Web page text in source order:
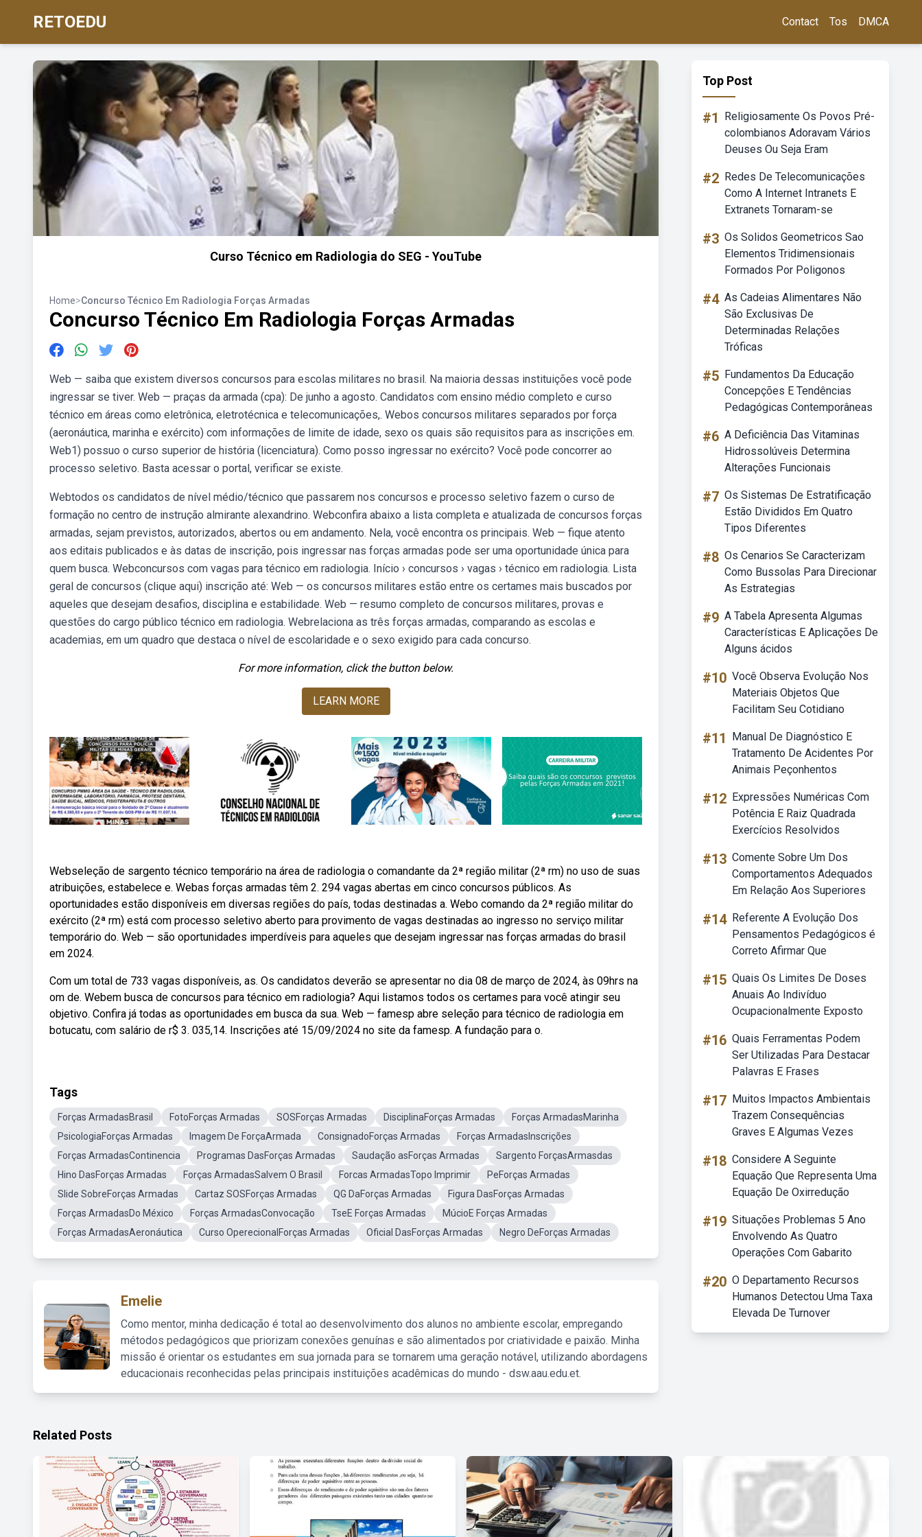
RETOEDU Contact Tos DMCA
Curso Técnico em Radiologia do SEG - YouTube
Home>Concurso Técnico Em Radiologia Forças Armadas
Concurso Técnico Em Radiologia Forças Armadas
Web — saiba que existem diversos concursos para escolas militares no brasil. Na maioria dessas instituições você pode
ingressar se tiver. Web — praças da armada (cpa): De junho a agosto. Candidatos com ensino médio completo e curso
técnico em áreas como eletrônica, eletrotécnica e telecomunicações,. Webos concursos militares separados por força
(aeronáutica, marinha e exército) com informações de limite de idade, sexo os quais são requisitos para as inscrições em.
Web1) possuo o curso superior de história (licenciatura). Como posso ingressar no exército? Você pode concorrer ao
processo seletivo. Basta acessar o portal, verificar se existe.
Webtodos os candidatos de nível médio/técnico que passarem nos concursos e processo seletivo fazem o curso de
formação no centro de instrução almirante alexandrino. Webconfira abaixo a lista completa e atualizada de concursos forças
armadas, sejam previstos, autorizados, abertos ou em andamento. Nela, você encontra os principais. Web — fique atento
aos editais publicados e às datas de inscrição, pois ingressar nas forças armadas pode ser uma oportunidade única para
quem busca. Webconcursos com vagas para técnico em radiologia. Início › concursos › vagas › técnico em radiologia. Lista
geral de concursos (clique aqui) inscrição até: Web — os concursos militares estão entre os certames mais buscados por
aqueles que desejam desafios, disciplina e estabilidade. Web — resumo completo de concursos militares, provas e
questões do cargo público técnico em radiologia. Webrelaciona as três forças armadas, comparando as escolas e
academias, em um quadro que destaca o nível de escolaridade e o sexo exigido para cada concurso.
For more information, click the button below.
LEARN MORE
Webseleção de sargento técnico temporário na área de radiologia o comandante da 2ª região militar (2ª rm) no uso de suas
atribuições, estabelece e. Webas forças armadas têm 2. 294 vagas abertas em cinco concursos públicos. As
oportunidades estão disponíveis em diversas regiões do país, todas destinadas a. Webo comando da 2ª região militar do
exército (2ª rm) está com processo seletivo aberto para provimento de vagas destinadas ao ingresso no serviço militar
temporário do. Web — são oportunidades imperdíveis para aqueles que desejam ingressar nas forças armadas do brasil
em 2024.
Com um total de 733 vagas disponíveis, as. Os candidatos deverão se apresentar no dia 08 de março de 2024, às 09hrs na
om de. Webem busca de concursos para técnico em radiologia? Aqui listamos todos os certames para você atingir seu
objetivo. Confira já todas as oportunidades em busca da sua. Web — famesp abre seleção para técnico de radiologia em
botucatu, com salário de r$ 3. 035,14. Inscrições até 15/09/2024 no site da famesp. A fundação para o.
Tags
Forças ArmadasBrasil FotoForças Armadas SOSForças Armadas DisciplinaForças Armadas
Forças ArmadasMarinha
PsicologiaForças Armadas
Imagem De ForçaArmada ConsignadoForças Armadas
Forças ArmadasInscrições
Forças ArmadasContinencia
Programas DasForças Armadas Saudação asForças Armadas
Sargento ForçasArmasdas
Hino DasForças Armadas
Forças ArmadasSalvem O Brasil Forcas ArmadasTopo Imprimir
PeForças Armadas
Slide SobreForças Armadas
Cartaz SOSForças Armadas QG DaForças Armadas
Figura DasForças Armadas
Forças ArmadasDo México
Forças ArmadasConvocação TseE Forças Armadas
MúcioE Forças Armadas
Forças ArmadasAeronáutica
Curso OperecionalForças Armadas Oficial DasForças Armadas Negro DeForças Armadas
Emelie
Como mentor, minha dedicação é total ao desenvolvimento dos alunos no ambiente escolar, empregando
métodos pedagógicos que priorizam conexões genuínas e são alimentados por criatividade e paixão. Minha
missão é orientar os estudantes em sua jornada para se tornarem uma geração notável, utilizando abordagens
educacionais reconhecidas pelas principais instituições acadêmicas do mundo - dsw.aau.edu.et.
Top Post
#1
Religiosamente Os Povos Pré-
colombianos Adoravam Vários
Deuses Ou Seja Eram
#2 Redes De Telecomunicações
Como A Internet Intranets E
Extranets Tornaram-se
#3 Os Solidos Geometricos Sao
Elementos Tridimensionais
Formados Por Poligonos
#4 As Cadeias Alimentares Não
São Exclusivas De
Determinadas Relações
Tróficas
#5 Fundamentos Da Educação
Concepções E Tendências
Pedagógicas Contemporâneas
#6 A Deficiência Das Vitaminas
Hidrossolúveis Determina
Alterações Funcionais
#7 Os Sistemas De Estratificação
Estão Divididos Em Quatro
Tipos Diferentes
#8 Os Cenarios Se Caracterizam
Como Bussolas Para Direcionar
As Estrategias
#9 A Tabela Apresenta Algumas
Características E Aplicações De
Alguns ácidos
#10 Você Observa Evolução Nos
Materiais Objetos Que
Facilitam Seu Cotidiano
#11
Manual De Diagnóstico E
Tratamento De Acidentes Por
Animais Peçonhentos
#12 Expressões Numéricas Com
Potência E Raiz Quadrada
Exercícios Resolvidos
#13 Comente Sobre Um Dos
Comportamentos Adequados
Em Relação Aos Superiores
#14 Referente A Evolução Dos
Pensamentos Pedagógicos é
Correto Afirmar Que
#15 Quais Os Limites De Doses
Anuais Ao Indivíduo
Ocupacionalmente Exposto
#16 Quais Ferramentas Podem
Ser Utilizadas Para Destacar
Palavras E Frases
#17 Muitos Impactos Ambientais
Trazem Consequências
Graves E Algumas Vezes
#18 Considere A Seguinte
Equação Que Representa Uma
Equação De Oxirredução
#19 Situações Problemas 5 Ano
Envolvendo As Quatro
Operações Com Gabarito
#20 O Departamento Recursos
Humanos Detectou Uma Taxa
Elevada De Turnover
Related Posts